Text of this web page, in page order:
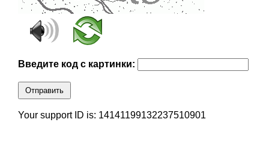
Введите код с картинки:
Отправить
Your support ID is: 14141199132237510901